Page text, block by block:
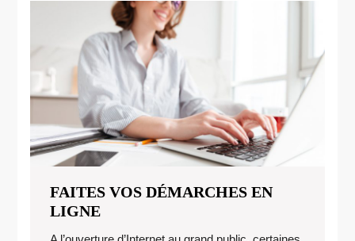
FAITES VOS DÉMARCHES EN
LIGNEFAITES